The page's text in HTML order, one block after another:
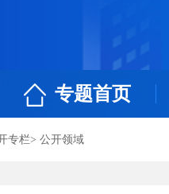
专题首页
专栏> 公开领域